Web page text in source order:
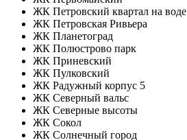
ЖК Петровский квартал на воде
ЖК Петровская Ривьера
ЖК Планетоград
ЖК Полюстрово парк
ЖК Приневский
ЖК Пулковский
ЖК Радужный корпус 5
ЖК Северный вальс
ЖК Северные высоты
ЖК Сокол
ЖК Солнечный город